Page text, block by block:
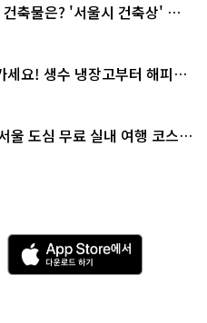
축물은? '서울시 건축상' 수
세요! 생수 냉장고부터 해피소
울 도심 무료 실내 여행 코스
A
p
p